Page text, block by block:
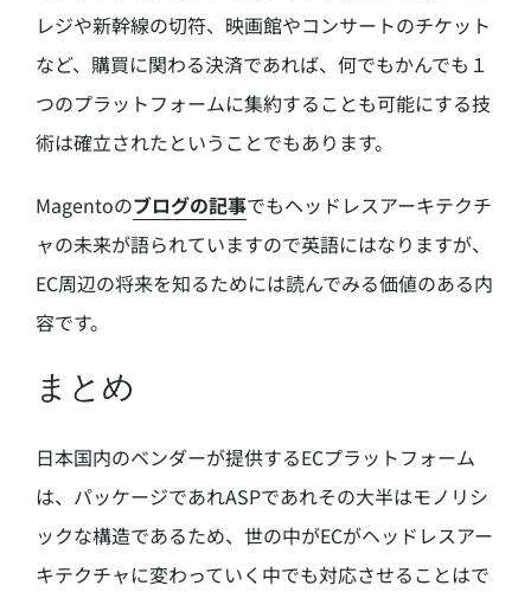
レジや新幹線の切符、映画館やコンサートのチケット
など、購買に関わる決済であれば、何でもかんでも１
つのプラットフォームに集約することも可能にする技
術は確立されたということでもあります。
Magentoのブログの記事でもヘッドレスアーキテクチ
ャの未来が語られていますので英語にはなりますが、
EC周辺の将来を知るためには読んでみる価値のある内
容です。
まとめ
日本国内のベンダーが提供するECプラットフォーム
は、パッケージであれASPであれその大半はモノリシ
ックな構造であるため、世の中がECがヘッドレスアー
キテクチャに変わっていく中でも対応させることはで